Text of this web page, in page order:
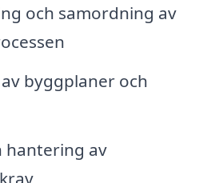
och samordning av
byggplaner och
hantering av